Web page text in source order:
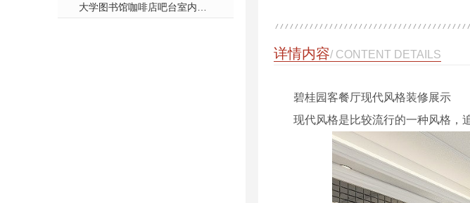
详情内容/ CONTENT DETAILS
碧桂园客餐厅现代风格装修展示
现代风格是比较流行的一种风格，